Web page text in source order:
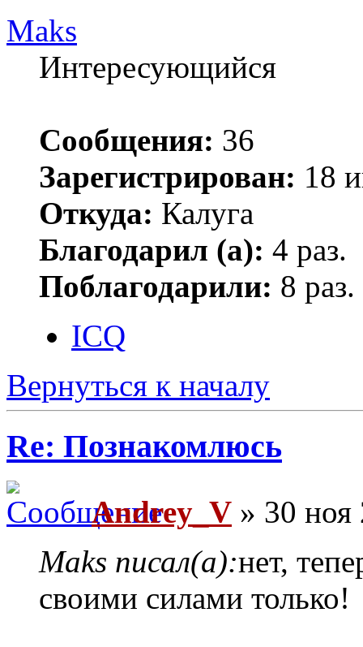
Maks
Интересующийся
Сообщения: 36
Зарегистрирован: 18
Откуда: Калуга
Благодарил (а): 4 раз.
Поблагодарили: 8 раз.
ICQ
Вернуться к началу
Re: Познакомлюсь
Andrey_V » 30 ноя
Maks писал(а):нет,
своими силами только!